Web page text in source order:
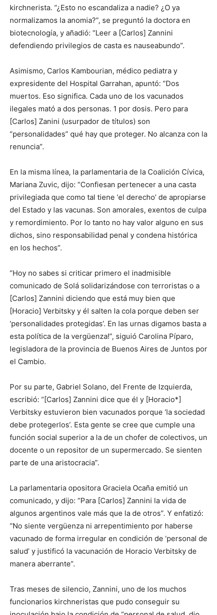
kirchnerista. “¿Esto no escandaliza a nadie? ¿O ya
normalizamos la anomia?”, se preguntó la doctora en
biotecnología, y añadió: “Leer a [Carlos] Zannini
defendiendo privilegios de casta es nauseabundo”.
Asimismo, Carlos Kambourian, médico pediatra y
expresidente del Hospital Garrahan, apuntó: “Dos
muertos. Eso significa. Cada uno de los vacunados
ilegales mató a dos personas. 1 por dosis. Pero para
[Carlos] Zanini (usurpador de títulos) son
“personalidades” qué hay que proteger. No alcanza con la
renuncia”.
En la misma línea, la parlamentaria de la Coalición Cívica,
Mariana Zuvic, dijo: “Confiesan pertenecer a una casta
privilegiada que como tal tiene ‘el derecho’ de apropiarse
del Estado y las vacunas. Son amorales, exentos de culpa
y remordimiento. Por lo tanto no hay valor alguno en sus
dichos, sino responsabilidad penal y condena histórica
en los hechos”.
“Hoy no sabes si criticar primero el inadmisible
comunicado de Solá solidarizándose con terroristas o a
[Carlos] Zannini diciendo que está muy bien que
[Horacio] Verbitsky y él salten la cola porque deben ser
‘personalidades protegidas’. En las urnas digamos basta a
esta política de la vergüenza!”, siguió Carolina Píparo,
legisladora de la provincia de Buenos Aires de Juntos por
el Cambio.
Por su parte, Gabriel Solano, del Frente de Izquierda,
escribió: “[Carlos] Zannini dice que él y [Horacio*]
Verbitsky estuvieron bien vacunados porque ‘la sociedad
debe protegerlos’. Esta gente se cree que cumple una
función social superior a la de un chofer de colectivos, un
docente o un repositor de un supermercado. Se sienten
parte de una aristocracia”.
La parlamentaria opositora Graciela Ocaña emitió un
comunicado, y dijo: “Para [Carlos] Zannini la vida de
algunos argentinos vale más que la de otros”. Y enfatizó:
“No siente vergüenza ni arrepentimiento por haberse
vacunado de forma irregular en condición de ‘personal de
salud’ y justificó la vacunación de Horacio Verbitsky de
manera aberrante”.
Tras meses de silencio, Zannini, uno de los muchos
funcionarios kirchneristas que pudo conseguir su